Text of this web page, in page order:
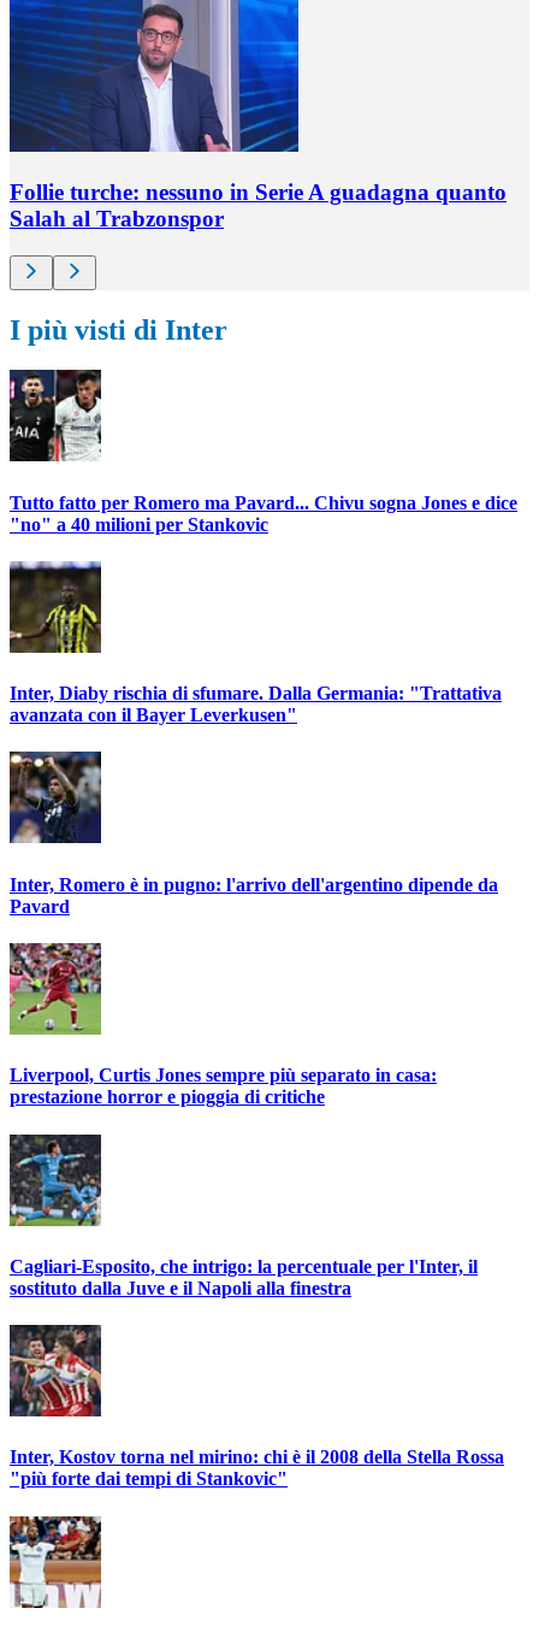
Follie turche: nessuno in Serie A guadagna quanto
Salah al Trabzonspor
I più visti di Inter
Tutto fatto per Romero ma Pavard... Chivu sogna Jones e dice
"no" a 40 milioni per Stankovic
Inter, Diaby rischia di sfumare. Dalla Germania: "Trattativa
avanzata con il Bayer Leverkusen"
Inter, Romero è in pugno: l'arrivo dell'argentino dipende da
Pavard
Liverpool, Curtis Jones sempre più separato in casa:
prestazione horror e pioggia di critiche
Cagliari-Esposito, che intrigo: la percentuale per l'Inter, il
sostituto dalla Juve e il Napoli alla finestra
Inter, Kostov torna nel mirino: chi è il 2008 della Stella Rossa
"più forte dai tempi di Stankovic"